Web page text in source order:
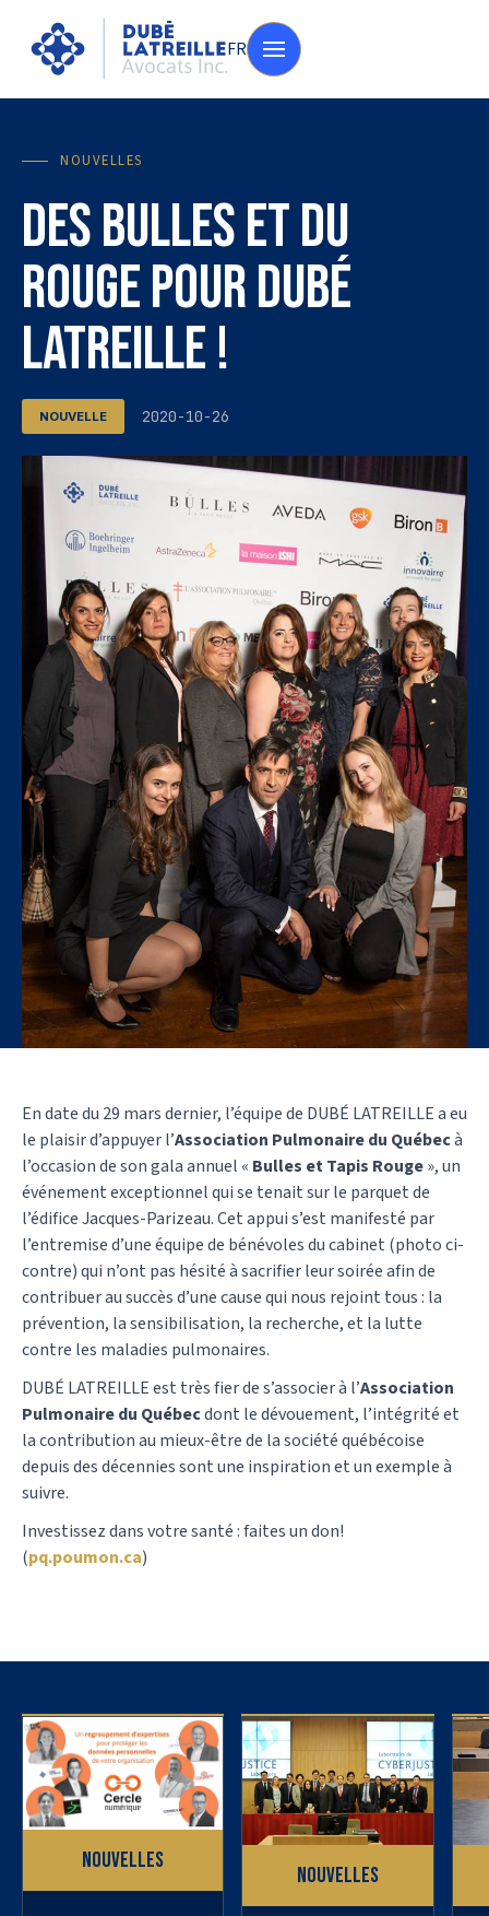
FR
NOUVELLES
Des bulles et du
rouge pour Dubé
Latreille !
NOUVELLE 2020-10-26
En date du 29 mars dernier, l’équipe de DUBÉ LATREILLE a eu
le plaisir d’appuyer l’Association Pulmonaire du Québecà
l’occasion de son gala annuel « Bulles et Tapis Rouge», un
événement exceptionnel qui se tenait sur le parquet de
l’édifice Jacques-Parizeau. Cet appui s’est manifesté par
l’entremise d’une équipe de bénévoles du cabinet (photo ci-
contre) qui n’ont pas hésité à sacrifier leur soirée afin de
contribuer au succès d’une cause qui nous rejoint tous : la
prévention, la sensibilisation, la recherche, et la lutte
contre les maladies pulmonaires.
DUBÉ LATREILLE est très fier de s’associer à l’Association
Pulmonaire du Québecdont le dévouement, l’intégrité et
la contribution au mieux-être de la société québécoise
depuis des décennies sont une inspiration et un exemple à
suivre.
Investissez dans votre santé : faites un don!
(pq.poumon.ca)
Nouvelles
Nouvelles